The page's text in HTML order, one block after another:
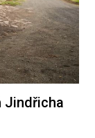
Jindřicha